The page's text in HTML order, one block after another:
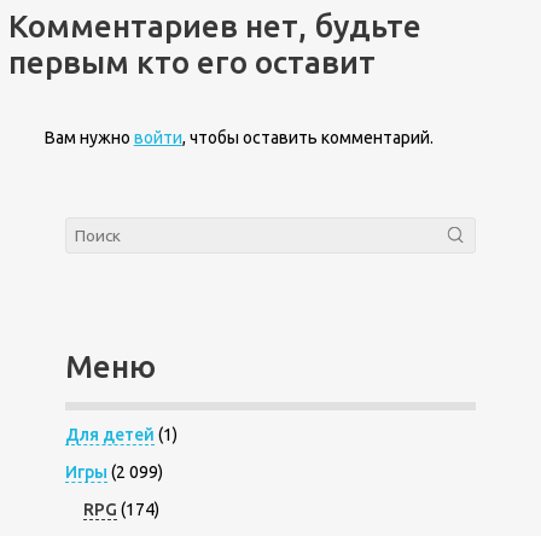
Комментариев нет, будьте
первым кто его оставит
Вам нужно войти, чтобы оставить комментарий.
Меню
Для детей (1)
Игры (2 099)
RPG (174)